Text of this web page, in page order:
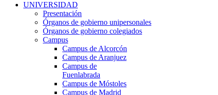
UNIVERSIDAD
Presentación
Órganos de gobierno unipersonales
Órganos de gobierno colegiados
Campus
Campus de Alcorcón
Campus de Aranjuez
Campus de
Fuenlabrada
Campus de Móstoles
Campus de Madrid